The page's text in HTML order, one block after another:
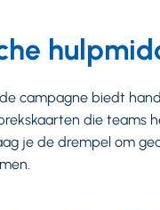
campagne biedt
die teams
je de drempel om